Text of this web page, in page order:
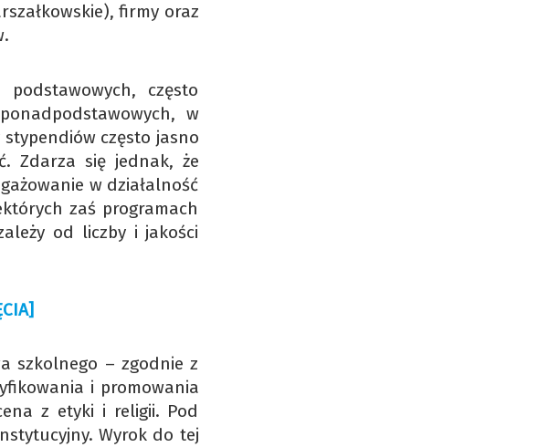
firmy oraz
często
w
często jasno
Zdarza się jednak, że
w działalność
zaś programach
od liczby i jakości
szkolnego – zgodnie z
i promowania
z etyki i religii. Pod
Wyrok do tej